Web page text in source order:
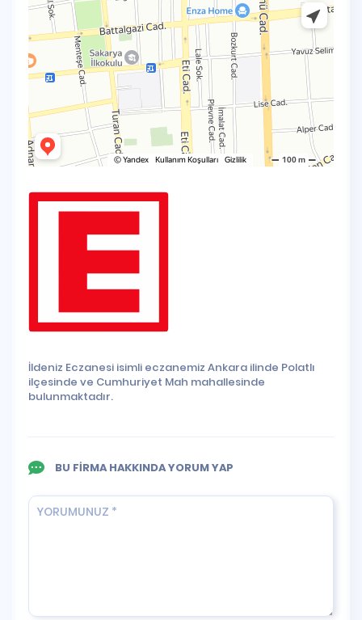
İldeniz Eczanesi isimli eczanemiz Ankara ilinde Polatlı
ilçesinde ve Cumhuriyet Mah mahallesinde
bulunmaktadır.
BU FİRMA HAKKINDA YORUM YAP